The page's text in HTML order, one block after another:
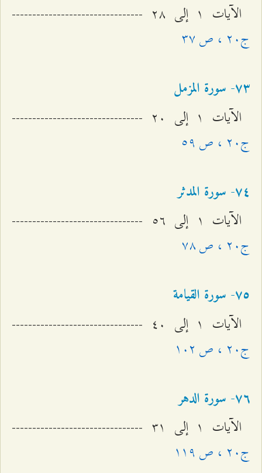
الآيات ۱ إلى ٢۸ --------------------------------
ج٢۰ ، ص ٣۷
۷٣- سورة المزمل
الآيات ۱ إلى ٢۰ --------------------------------
ج٢۰ ، ص ٥٩
۷٤- سورة المدثر
الآيات ۱ إلى ٥٦ --------------------------------
ج٢۰ ، ص ۷۸
۷٥- سورة القيامة
الآيات ۱ إلى ٤۰ --------------------------------
ج٢۰ ، ص ۱۰٢
۷٦- سورة الدهر
الآيات ۱ إلى ٣۱ --------------------------------
ج٢۰ ، ص ۱۱٩